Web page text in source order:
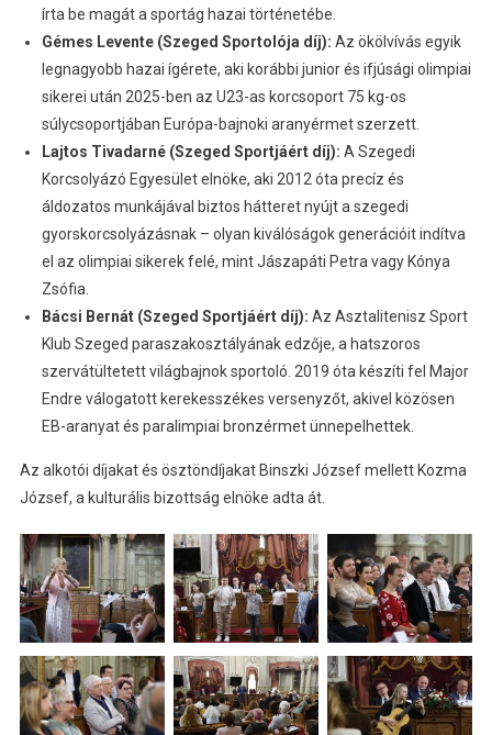
írta be magát a sportág hazai történetébe.
Gémes Levente (Szeged Sportolója díj): Az ökölvívás egyik
legnagyobb hazai ígérete, aki korábbi junior és ifjúsági olimpiai
sikerei után 2025-ben az U23-as korcsoport 75 kg-os
súlycsoportjában Európa-bajnoki aranyérmet szerzett.
Lajtos Tivadarné (Szeged Sportjáért díj): A Szegedi
Korcsolyázó Egyesület elnöke, aki 2012 óta precíz és
áldozatos munkájával biztos hátteret nyújt a szegedi
gyorskorcsolyázásnak – olyan kiválóságok generációit indítva
el az olimpiai sikerek felé, mint Jászapáti Petra vagy Kónya
Zsófia.
Bácsi Bernát (Szeged Sportjáért díj): Az Asztalitenisz Sport
Klub Szeged paraszakosztályának edzője, a hatszoros
szervátültetett világbajnok sportoló. 2019 óta készíti fel Major
Endre válogatott kerekesszékes versenyzőt, akivel közösen
EB-aranyat és paralimpiai bronzérmet ünnepelhettek.
Az alkotói díjakat és ösztöndíjakat Binszki József mellett Kozma
József, a kulturális bizottság elnöke adta át.